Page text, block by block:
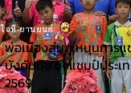
ไอที-ยานยนต์
พ่อเมืองลุ่มภู หนุนการ
บังคับมือ ชิงแชมป์ประเ
2569